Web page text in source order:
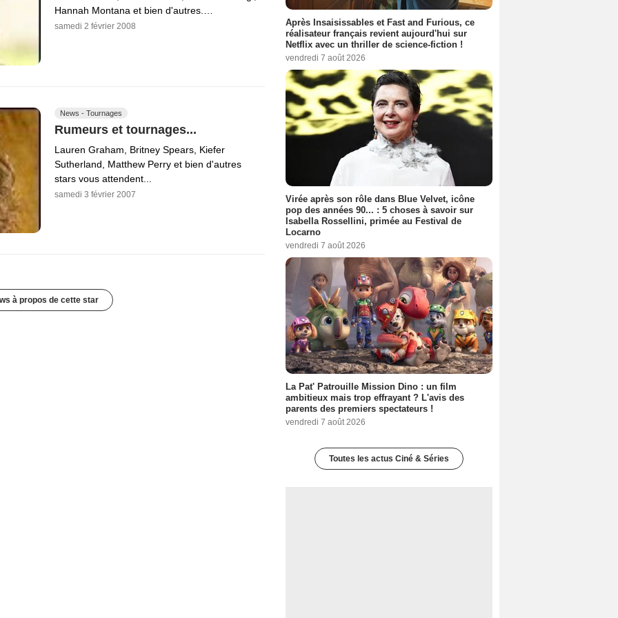
Hannah Montana et bien d'autres.…
samedi 2 février 2008
News - Tournages
Rumeurs et tournages...
Lauren Graham, Britney Spears, Kiefer
Sutherland, Matthew Perry et bien d'autres
stars vous attendent...
samedi 3 février 2007
à propos de cette star
Après Insaisissables et Fast and Furious, ce
réalisateur français revient aujourd'hui sur
Netflix avec un thriller de science-fiction !
vendredi 7 août 2026
Virée après son rôle dans Blue Velvet, icône
pop des années 90... : 5 choses à savoir sur
Isabella Rossellini, primée au Festival de
Locarno
vendredi 7 août 2026
La Pat' Patrouille Mission Dino : un film
ambitieux mais trop effrayant ? L'avis des
parents des premiers spectateurs !
vendredi 7 août 2026
Toutes les actus Ciné & Séries